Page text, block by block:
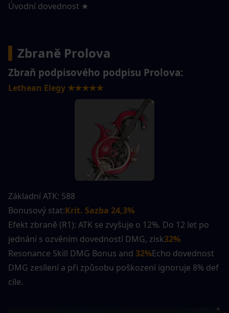
Úvodní dovednost ★
Zbraně Prolova
Zbraň podpisového podpisu Prolova:
Lethean Elegy ★★★★★
Základní ATK: 588
Bonusový stat:Krit. Sazba 24,3%
Efekt zbraně (R1): ATK se zvyšuje o 12%. Do 12 let po
jednání s ozvěním dovedností DMG, zisk32%
Resonance Skill DMG Bonus and 32%Echo dovednost
DMG zesílení a při způsobu poškození ignoruje 8% def
cíle.